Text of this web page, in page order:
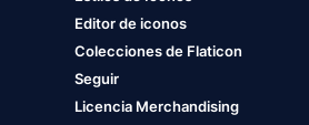
Editor de iconos
Colecciones de Flaticon
Seguir
Licencia Merchandising